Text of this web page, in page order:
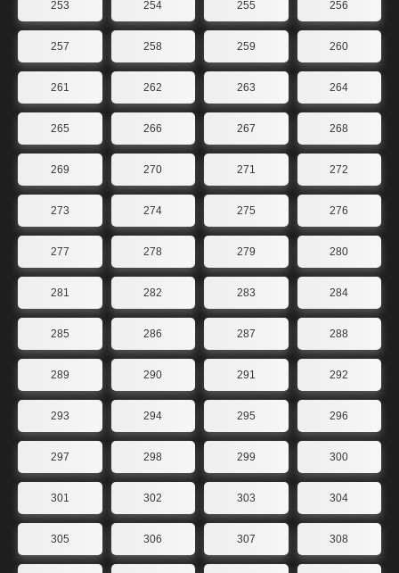
253 254 255 256
257 258 259 260
261 262 263 264
265 266 267 268
269 270 271 272
273 274 275 276
277 278 279 280
281 282 283 284
285 286 287 288
289 290 291 292
293 294 295 296
297 298 299 300
301 302 303 304
305 306 307 308